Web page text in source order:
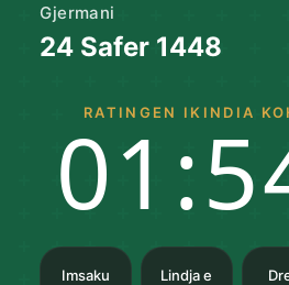
Gjermani
24 Safer 1448
RATINGEN IKINDIA
Imsaku
Lindja e